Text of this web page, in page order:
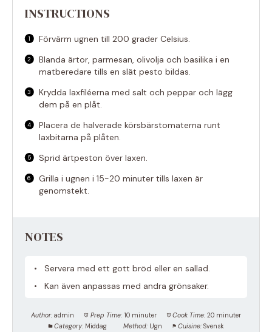
INSTRUCTIONS
Förvärm ugnen till 200 grader Celsius.
Blanda ärtor, parmesan, olivolja och basilika i en
matberedare tills en slät pesto bildas.
Krydda laxfiléerna med salt och peppar och lägg
dem på en plåt.
Placera de halverade körsbärstomaterna runt
laxbitarna på plåten.
Sprid ärtpeston över laxen.
Grilla i ugnen i 15-20 minuter tills laxen är
genomstekt.
NOTES
Servera med ett gott bröd eller en sallad.
Kan även anpassas med andra grönsaker.
Author: admin Prep Time: 10 minuter Cook Time: 20 minuter
Category: Middag Method: Ugn Cuisine: Svensk